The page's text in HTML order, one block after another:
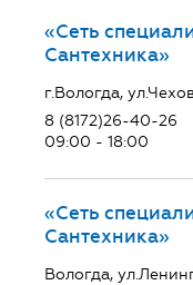
«Сеть
Сантехника»
г.Вологда,
8 (8172)26-40-26
09:00 - 18:00
«Сеть
Сантехника»
Вологда,